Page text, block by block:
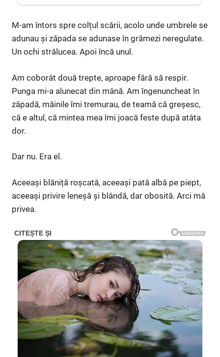
M-am întors spre colțul scării, acolo unde umbrele se
adunau și zăpada se adunase în grămezi neregulate.
Un ochi strălucea. Apoi încă unul.
Am coborât două trepte, aproape fără să respir.
Punga mi-a alunecat din mână. Am îngenuncheat în
zăpadă, mâinile îmi tremurau, de teamă că greșesc,
că e altul, că mintea mea îmi joacă feste după atâta
dor.
Dar nu. Era el.
Aceeași blăniță roșcată, aceeași pată albă pe piept,
aceeași privire leneșă și blândă, dar obosită. Arci mă
privea.